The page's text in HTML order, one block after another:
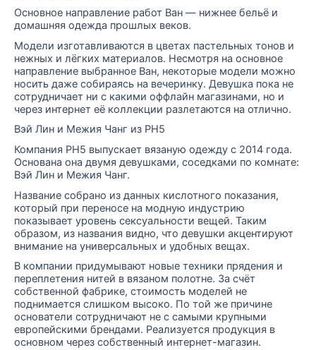
Основное направление работ Ван — нижнее бельё и
домашняя одежда прошлых веков.
Модели изготавливаются в цветах пастельных тонов и
нежных и лёгких материалов. Несмотря на основное
направление выбранное Ван, некоторые модели можно
носить даже собираясь на вечеринку. Девушка пока не
сотрудничает ни с какими оффлайн магазинами, но и
через интернет её коллекции разлетаются на отлично.
Вэй Лин и Межия Чанг из PH5
Компания PH5 выпускает вязаную одежду с 2014 года.
Основана она двумя девушками, соседками по комнате:
Вэй Лин и Межия Чанг.
Название собрано из данных кислотного показания,
который при переносе на модную индустрию
показывает уровень сексуальности вещей. Таким
образом, из названия видно, что девушки акцентируют
внимание на универсальных и удобных вещах.
В компании придумывают новые техники прядения и
переплетения нитей в вязаном полотне. За счёт
собственной фабрике, стоимость моделей не
поднимается слишком высоко. По той же причине
основатели сотрудничают не с самыми крупными
европейскими брендами. Реализуется продукция в
основном через собственный интернет-магазин.